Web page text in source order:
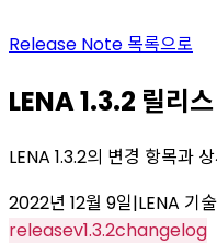
Release Note 목록으로
LENA 1.3.2 릴리
LENA 1.3.2의 변경 항목과
2022년 12월 9일|LENA 기
releasev1.3.2changelog